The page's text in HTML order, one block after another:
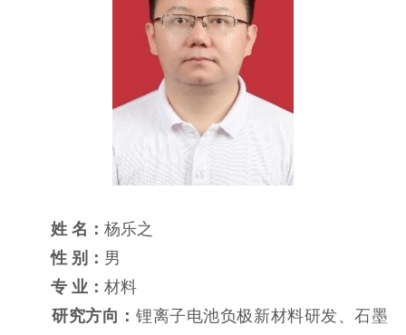
姓 名： 杨乐之
性 别： 男
专 业： 材料
研究方向：锂离子电池负极新材料研发、石墨